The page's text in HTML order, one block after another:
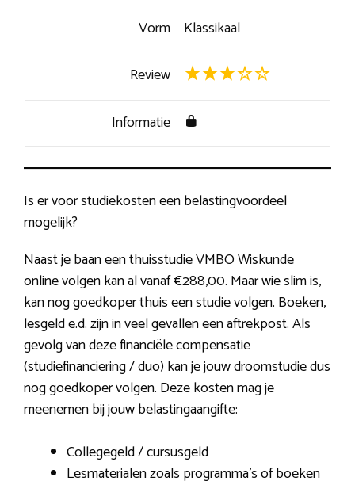
Vorm Klassikaal
Review
Informatie
Is er voor studiekosten een belastingvoordeel
mogelijk?
Naast je baan een thuisstudie VMBO Wiskunde
online volgen kan al vanaf €288,00. Maar wie slim is,
kan nog goedkoper thuis een studie volgen. Boeken,
lesgeld e.d. zijn in veel gevallen een aftrekpost. Als
gevolg van deze financiële compensatie
(studiefinanciering / duo) kan je jouw droomstudie dus
nog goedkoper volgen. Deze kosten mag je
meenemen bij jouw belastingaangifte:
Collegegeld / cursusgeld
Lesmaterialen zoals programma’s of boeken